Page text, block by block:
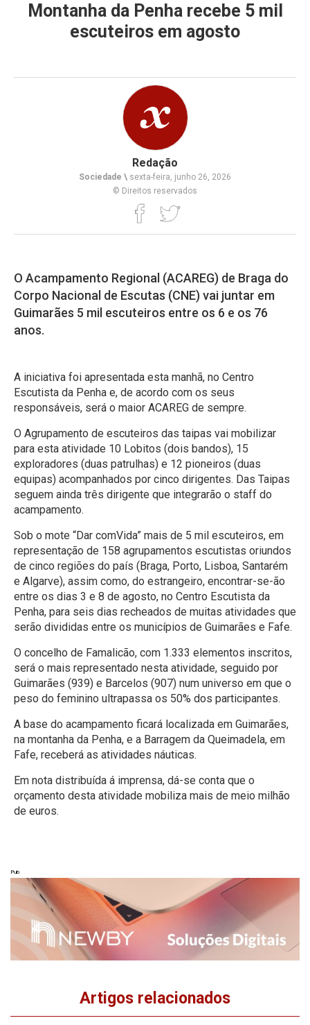
Montanha da Penha recebe 5 mil
escuteiros em agosto
Redação
Sociedade \ sexta-feira, junho 26, 2026
© Direitos reservados
O Acampamento Regional (ACAREG) de Braga do
Corpo Nacional de Escutas (CNE) vai juntar em
Guimarães 5 mil escuteiros entre os 6 e os 76
anos.
A iniciativa foi apresentada esta manhã, no Centro
Escutista da Penha e, de acordo com os seus
responsáveis, será o maior ACAREG de sempre.
O Agrupamento de escuteiros das taipas vai mobilizar
para esta atividade 10 Lobitos (dois bandos), 15
exploradores (duas patrulhas) e 12 pioneiros (duas
equipas) acompanhados por cinco dirigentes. Das Taipas
seguem ainda três dirigente que integrarão o staff do
acampamento.
Sob o mote “Dar comVida” mais de 5 mil escuteiros, em
representação de 158 agrupamentos escutistas oriundos
de cinco regiões do país (Braga, Porto, Lisboa, Santarém
e Algarve), assim como, do estrangeiro, encontrar-se-ão
entre os dias 3 e 8 de agosto, no Centro Escutista da
Penha, para seis dias recheados de muitas atividades que
serão divididas entre os municípios de Guimarães e Fafe.
O concelho de Famalicão, com 1.333 elementos inscritos,
será o mais representado nesta atividade, seguido por
Guimarães (939) e Barcelos (907) num universo em que o
peso do feminino ultrapassa os 50% dos participantes.
A base do acampamento ficará localizada em Guimarães,
na montanha da Penha, e a Barragem da Queimadela, em
Fafe, receberá as atividades náuticas.
Em nota distribuída á imprensa, dá-se conta que o
orçamento desta atividade mobiliza mais de meio milhão
de euros.
Pub
Artigos relacionados